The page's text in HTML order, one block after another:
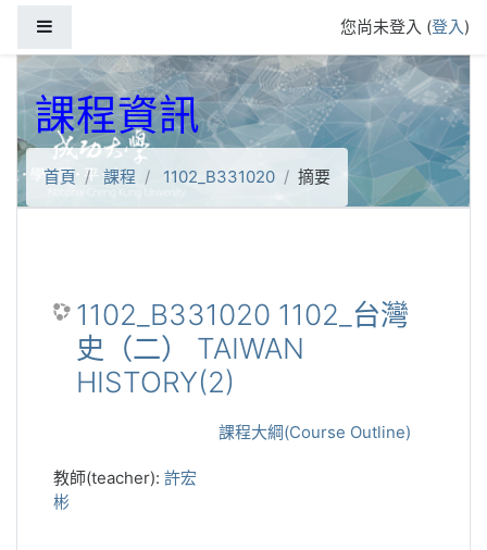
您尚未登入 (登入)
課程資訊
首頁 課程 1102_B331020 摘要
1102_B331020 1102_台灣
史（二） TAIWAN
HISTORY(2)
課程大綱(Course Outline)
教師(teacher): 許宏
彬